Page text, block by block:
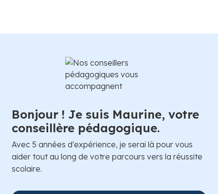
Bonjour ! Je suis Maurine, votre
conseillère pédagogique.
Avec 5 années d'expérience, je serai là pour vous
aider tout au long de votre parcours vers la réussite
scolaire.